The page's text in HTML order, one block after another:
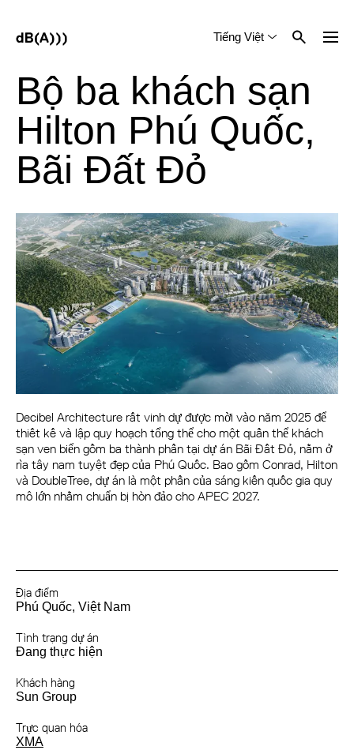
Tiếng Việt
Bộ ba khách sạn
Hilton Phú Quốc,
Bãi Đất Đỏ
Decibel Architecture rất vinh dự được mời vào năm 2025 để
thiết kế và lập quy hoạch tổng thể cho một quần thể khách
sạn ven biển gồm ba thành phần tại dự án Bãi Đất Đỏ, nằm ở
rìa tây nam tuyệt đẹp của Phú Quốc. Bao gồm Conrad, Hilton
và DoubleTree, dự án là một phần của sáng kiến quốc gia quy
mô lớn nhằm chuẩn bị hòn đảo cho APEC 2027.
Sun Group
XMA
Địa điểm
Phú Quốc, Việt Nam
Tình trạng dự án
Đang thực hiện
Khách hàng
Sun Group
Trực quan hóa
XMA